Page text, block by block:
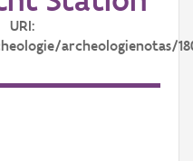
URI:
archeologienotas/